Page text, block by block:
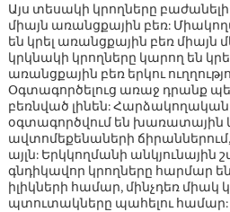
Այս տեսակի կրողները բաժանելի
միայն առանցքային բեռ:
են կրել առանցքային բեռ միայն
կրկնակի կրողները կարող են
առանցքային բեռ երկու
Օգտագործելուց առաջ դրանք
բեռնված լինեն: Հարձակողական
օգտագործվում են խառատային
ավտոմեքենաների
այլն: Երկկողմանի
գնդիկավոր կրողները հարմար
իլիկների համար, մինչդեռ միակ
պտուտակները պահելու համար: